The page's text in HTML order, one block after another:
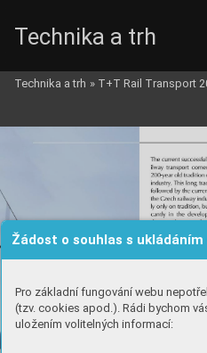
Žádost o souhlas s
Pro základní fungování webu
(tzv. cookies apod.). Rádi bychom
uložením volitelných informací:
Technika a trh
Technika a trh » T+T Rail Transport